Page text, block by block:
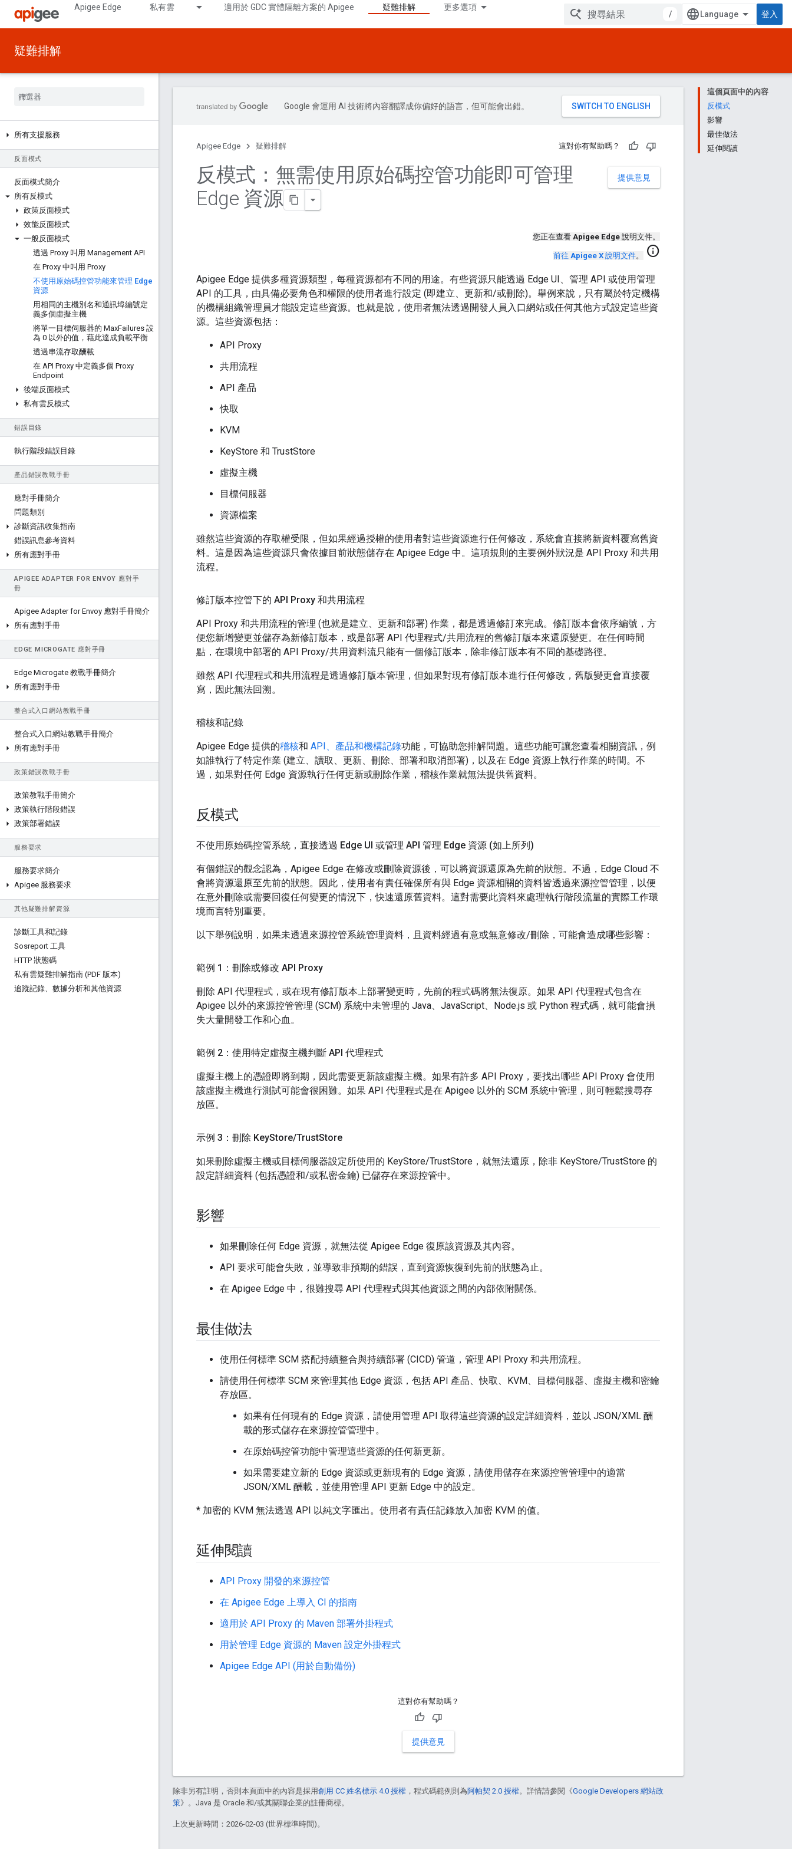
Apigee Edge 私有雲 適用於 GDC 實體隔離方案的 Apigee 疑難排解 更多選項
/ 登入
疑難排解
所有支援服務
反面模式
反面模式簡介
所有反模式
政策反面模式
效能反面模式
一般反面模式
透過 Proxy 叫用 Management API
在 Proxy 中叫用 Proxy
不使用原始碼控管功能來管理 Edge
資源
用相同的主機別名和通訊埠編號定
義多個虛擬主機
將單一目標伺服器的 MaxFailures 設
為 0 以外的值，藉此達成負載平衡
透過串流存取酬載
在 API Proxy 中定義多個 Proxy
Endpoint
後端反面模式
私有雲反模式
錯誤目錄
執行階段錯誤目錄
產品錯誤教戰手冊
應對手冊簡介
問題類別
診斷資訊收集指南
錯誤訊息參考資料
所有應對手冊
APIGEE ADAPTER FOR ENVOY 應對手
冊
Apigee Adapter for Envoy 應對手冊簡介
所有應對手冊
EDGE MICROGATE 應對手冊
Edge Microgate 教戰手冊簡介
所有應對手冊
整合式入口網站教戰手冊
整合式入口網站教戰手冊簡介
所有應對手冊
政策錯誤教戰手冊
政策教戰手冊簡介
政策執行階段錯誤
政策部署錯誤
服務要求
服務要求簡介
Apigee 服務要求
其他疑難排解資源
診斷工具和記錄
Sosreport 工具
HTTP 狀態碼
私有雲疑難排解指南 (PDF 版本)
追蹤記錄、數據分析和其他資源
這個頁面中的內容
反模式
影響
最佳做法
延伸閱讀
Google 會運用 AI 技術將內容翻譯成你偏好的語言，但可能會出錯。
Apigee Edge 疑難排解 這對你有幫助嗎？
提供意見
反模式：無需使用原始碼控管功能即可管理
Edge 資源
您正在查看 Apigee Edge 說明文件。
前往 Apigee X 說明文件。 info
Apigee Edge 提供多種資源類型，每種資源都有不同的用途。有些資源只能透過 Edge UI、管理 API 或使用管理
API 的工具，由具備必要角色和權限的使用者進行設定 (即建立、更新和/或刪除)。舉例來說，只有屬於特定機構
的機構組織管理員才能設定這些資源。也就是說，使用者無法透過開發人員入口網站或任何其他方式設定這些資
源。這些資源包括：
API Proxy
共用流程
API 產品
快取
KVM
KeyStore 和 TrustStore
虛擬主機
目標伺服器
資源檔案
雖然這些資源的存取權受限，但如果經過授權的使用者對這些資源進行任何修改，系統會直接將新資料覆寫舊資
料。這是因為這些資源只會依據目前狀態儲存在 Apigee Edge 中。這項規則的主要例外狀況是 API Proxy 和共用
流程。
修訂版本控管下的 API Proxy 和共用流程
API Proxy 和共用流程的管理 (也就是建立、更新和部署) 作業，都是透過修訂來完成。修訂版本會依序編號，方
便您新增變更並儲存為新修訂版本，或是部署 API 代理程式/共用流程的舊修訂版本來還原變更。在任何時間
點，在環境中部署的 API Proxy/共用資料流只能有一個修訂版本，除非修訂版本有不同的基礎路徑。
雖然 API 代理程式和共用流程是透過修訂版本管理，但如果對現有修訂版本進行任何修改，舊版變更會直接覆
寫，因此無法回溯。
稽核和記錄
Apigee Edge 提供的稽核和 API、產品和機構記錄功能，可協助您排解問題。這些功能可讓您查看相關資訊，例
如誰執行了特定作業 (建立、讀取、更新、刪除、部署和取消部署)，以及在 Edge 資源上執行作業的時間。不
過，如果對任何 Edge 資源執行任何更新或刪除作業，稽核作業就無法提供舊資料。
反模式
不使用原始碼控管系統，直接透過 Edge UI 或管理 API 管理 Edge 資源 (如上所列)
有個錯誤的觀念認為，Apigee Edge 在修改或刪除資源後，可以將資源還原為先前的狀態。不過，Edge Cloud 不
會將資源還原至先前的狀態。因此，使用者有責任確保所有與 Edge 資源相關的資料皆透過來源控管管理，以便
在意外刪除或需要回復任何變更的情況下，快速還原舊資料。這對需要此資料來處理執行階段流量的實際工作環
境而言特別重要。
以下舉例說明，如果未透過來源控管系統管理資料，且資料經過有意或無意修改/刪除，可能會造成哪些影響：
範例 1：刪除或修改 API Proxy
刪除 API 代理程式，或在現有修訂版本上部署變更時，先前的程式碼將無法復原。如果 API 代理程式包含在
Apigee 以外的來源控管管理 (SCM) 系統中未管理的 Java、JavaScript、Node.js 或 Python 程式碼，就可能會損
失大量開發工作和心血。
範例 2：使用特定虛擬主機判斷 API 代理程式
虛擬主機上的憑證即將到期，因此需要更新該虛擬主機。如果有許多 API Proxy，要找出哪些 API Proxy 會使用
該虛擬主機進行測試可能會很困難。如果 API 代理程式是在 Apigee 以外的 SCM 系統中管理，則可輕鬆搜尋存
放區。
示例 3：刪除 KeyStore/TrustStore
如果刪除虛擬主機或目標伺服器設定所使用的 KeyStore/TrustStore，就無法還原，除非 KeyStore/TrustStore 的
設定詳細資料 (包括憑證和/或私密金鑰) 已儲存在來源控管中。
影響
如果刪除任何 Edge 資源，就無法從 Apigee Edge 復原該資源及其內容。
API 要求可能會失敗，並導致非預期的錯誤，直到資源恢復到先前的狀態為止。
在 Apigee Edge 中，很難搜尋 API 代理程式與其他資源之間的內部依附關係。
最佳做法
使用任何標準 SCM 搭配持續整合與持續部署 (CICD) 管道，管理 API Proxy 和共用流程。
請使用任何標準 SCM 來管理其他 Edge 資源，包括 API 產品、快取、KVM、目標伺服器、虛擬主機和密鑰
存放區。
如果有任何現有的 Edge 資源，請使用管理 API 取得這些資源的設定詳細資料，並以 JSON/XML 酬
載的形式儲存在來源控管管理中。
在原始碼控管功能中管理這些資源的任何新更新。
如果需要建立新的 Edge 資源或更新現有的 Edge 資源，請使用儲存在來源控管管理中的適當
JSON/XML 酬載，並使用管理 API 更新 Edge 中的設定。
* 加密的 KVM 無法透過 API 以純文字匯出。使用者有責任記錄放入加密 KVM 的值。
延伸閱讀
API Proxy 開發的來源控管
在 Apigee Edge 上導入 CI 的指南
適用於 API Proxy 的 Maven 部署外掛程式
用於管理 Edge 資源的 Maven 設定外掛程式
Apigee Edge API (用於自動備份)
這對你有幫助嗎？
提供意見
除非另有註明，否則本頁面中的內容是採用創用 CC 姓名標示 4.0 授權 ，程式碼範例則為阿帕契 2.0 授權。詳情請參閱《Google Developers 網站政
策》。Java 是 Oracle 和/或其關聯企業的註冊商標。
上次更新時間：2026-02-03 (世界標準時間)。